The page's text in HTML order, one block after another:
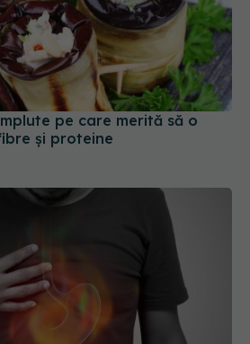
pe care merită să o
și proteine